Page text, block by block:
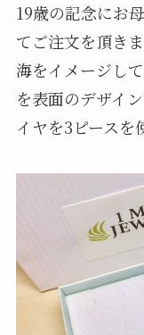
19歳の記念にお
てご注文を頂き
海をイメージし
を表面のデザイ
イヤを3ピースを